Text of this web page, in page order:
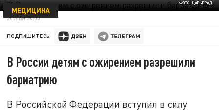
ФОТО: ЦАРЬГРАД
МЕДИЦИНА
20 МАЯ 20:00
ПОДПИШИТЕСЬ:
В России детям с ожирением разрешили
бариатрию
В Российской Федерации вступил в силу